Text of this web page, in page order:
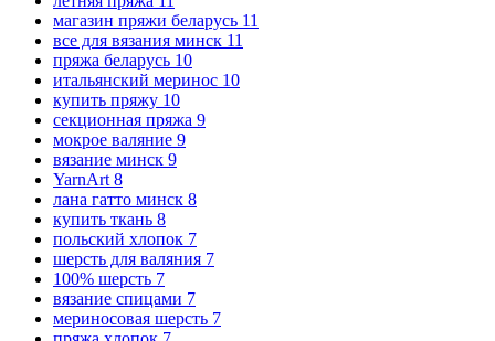
магазин пряжи беларусь 11
все для вязания минск 11
пряжа беларусь 10
итальянский меринос 10
купить пряжу 10
секционная пряжа 9
мокрое валяние 9
вязание минск 9
YarnArt 8
лана гатто минск 8
купить ткань 8
польский хлопок 7
шерсть для валяния 7
100% шерсть 7
вязание спицами 7
мериносовая шерсть 7